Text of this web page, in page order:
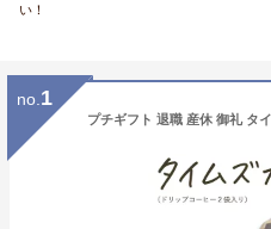
い！
no. 1